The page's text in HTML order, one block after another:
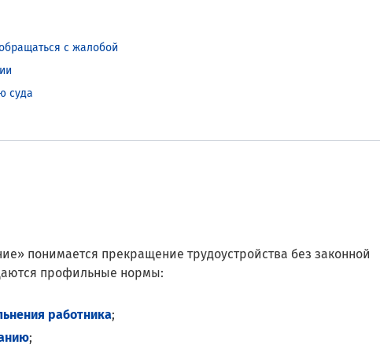
с жалобой
суда
понимается прекращение трудоустройства без законной
профильные нормы:
работника;
;